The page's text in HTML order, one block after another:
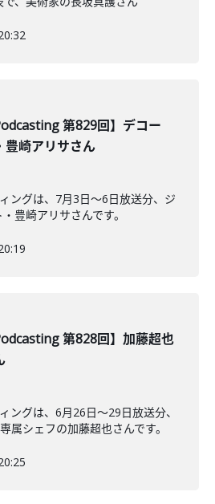
第829回】デコー
豊崎アリサさん
ングは、7月3日〜6日放送分、ジ
豊崎アリサさんです。
第828回】加藤超也
ングは、6月26日〜29日放送分、
属シェフの加藤超也さんです。